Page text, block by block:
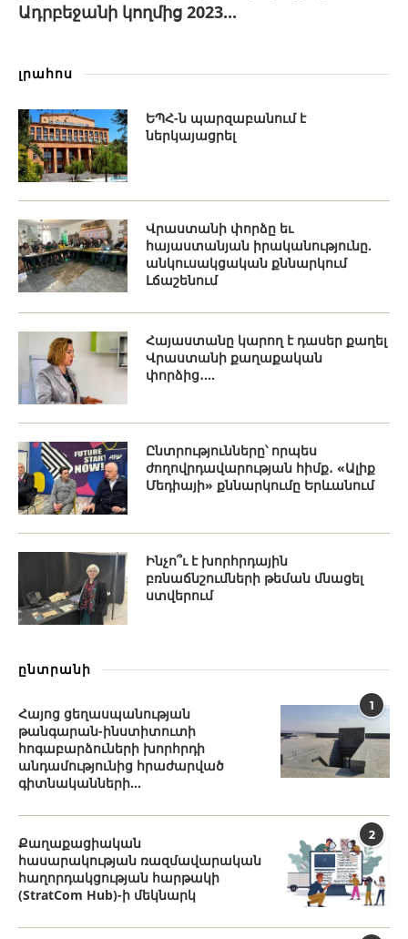
Ադրբեջանի կողմից 2023...
լրահոս
ԵՊՀ-ն պարզաբանում է
ներկայացրել
Վրաստանի փորձը եւ
հայաստանյան իրականությունը.
անկուսակցական քննարկում
Լճաշենում
Հայաստանը կարող է դասեր քաղել
Վրաստանի քաղաքական
փորձից․...
Ընտրությունները՝ որպես
ժողովրդավարության հիմք․ «Ալիք
Մեդիայի» քննարկումը Երևանում
Ինչո՞ւ է խորհրդային
բռնաճնշումների թեման մնացել
ստվերում
ընտրանի
1
Հայոց ցեղասպանության
թանգարան-ինստիտուտի
հոգաբարձուների խորհրդի
անդամությունից հրաժարված
գիտնականների...
2
Քաղաքացիական
հասարակության ռազմավարական
հաղորդակցության հարթակի
(StratCom Hub)-ի մեկնարկ